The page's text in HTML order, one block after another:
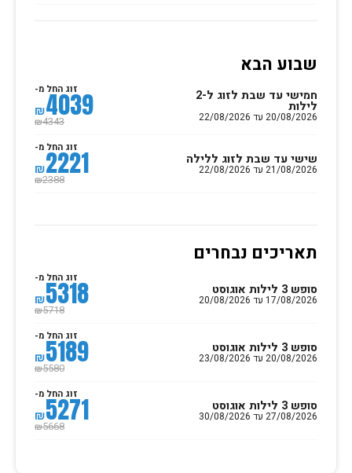
שבוע הבא
חמישי עד שבת לזוג ל-2
לילות
20/08/2026 עד 22/08/2026
זוג החל מ-
₪4039
₪4343
שישי עד שבת לזוג ללילה
21/08/2026 עד 22/08/2026
זוג החל מ-
₪2221
₪2388
תאריכים נבחרים
סופש 3 לילות אוגוסט
17/08/2026 עד 20/08/2026
זוג החל מ-
₪5318
₪5718
סופש 3 לילות אוגוסט
20/08/2026 עד 23/08/2026
זוג החל מ-
₪5189
₪5580
סופש 3 לילות אוגוסט
27/08/2026 עד 30/08/2026
זוג החל מ-
₪5271
₪5668